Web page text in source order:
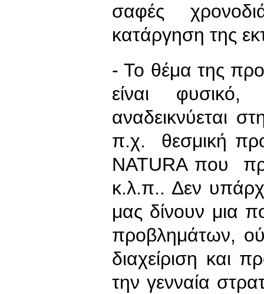
σαφές
κατάργηση της
- Το θέμα της
είναι
αναδεικνύεται
π.χ. θεσμική
ΝΑΤURΑ που
κ.λ.π.. Δεν
μας δίνουν μια
προβλημάτων,
διαχείριση και
την γενναία